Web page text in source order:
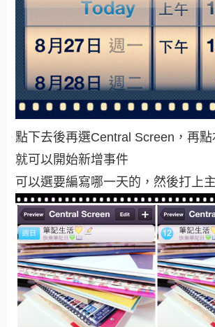
點下去後再選Central Screen，再
就可以開始新增事件
可以選要編寫哪一天的，然後打上